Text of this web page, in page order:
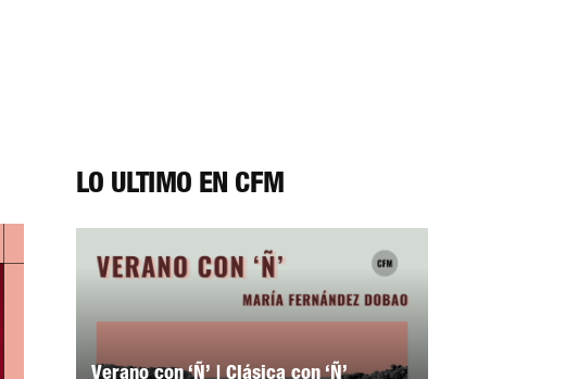
LO ÚLTIMO EN CFM
Verano con ‘Ñ’ | Clásica con ‘Ñ’